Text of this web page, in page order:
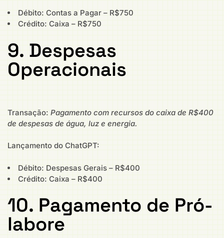
Débito: Contas a Pagar – R$750
Crédito: Caixa – R$750
9. Despesas
Operacionais
Transação: Pagamento com recursos do caixa de R$400
de despesas de água, luz e energia.
Lançamento do ChatGPT:
Débito: Despesas Gerais – R$400
Crédito: Caixa – R$400
10. Pagamento de Pró-
labore